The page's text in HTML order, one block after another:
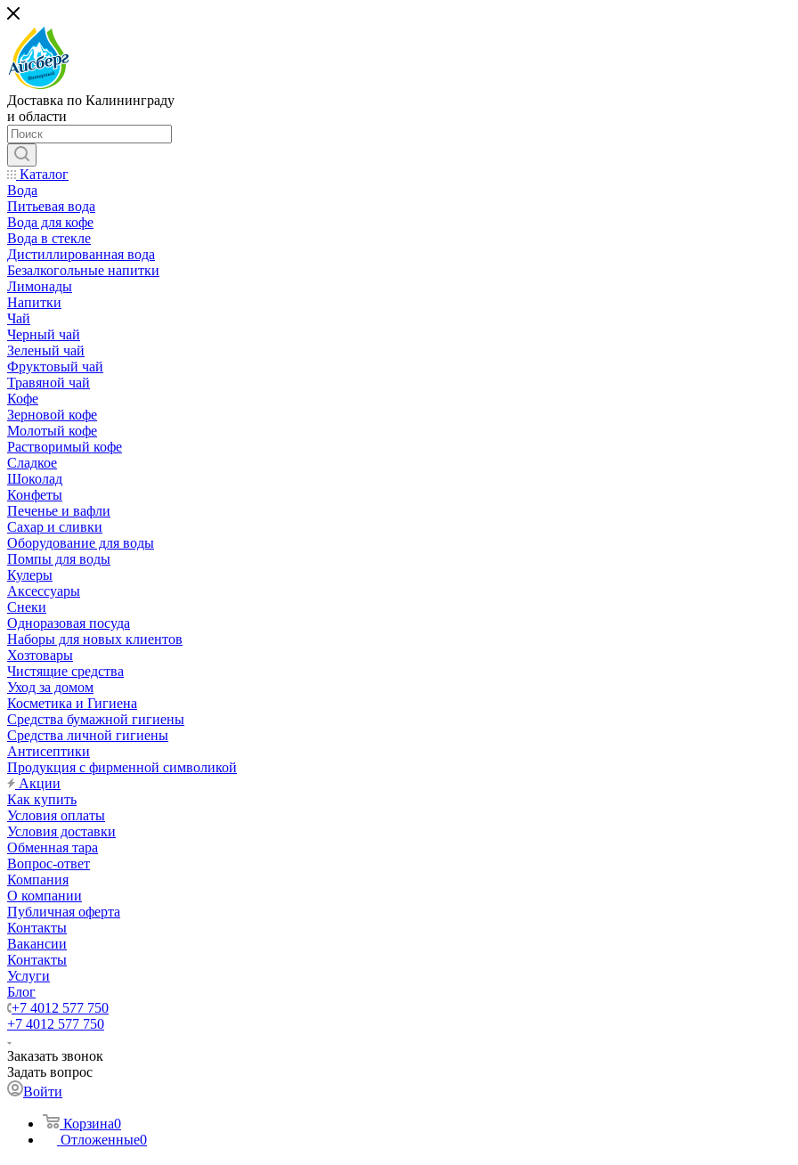
Доставка по Калининграду
и области
Каталог
Вода
Питьевая вода
Вода для кофе
Вода в стекле
Дистиллированная вода
Безалкогольные напитки
Лимонады
Напитки
Чай
Черный чай
Зеленый чай
Фруктовый чай
Травяной чай
Кофе
Зерновой кофе
Молотый кофе
Растворимый кофе
Сладкое
Шоколад
Конфеты
Печенье и вафли
Сахар и сливки
Оборудование для воды
Помпы для воды
Кулеры
Аксессуары
Снеки
Одноразовая посуда
Наборы для новых клиентов
Хозтовары
Чистящие средства
Уход за домом
Косметика и Гигиена
Средства бумажной гигиены
Средства личной гигиены
Антисептики
Продукция с фирменной символикой
Акции
Как купить
Условия оплаты
Условия доставки
Обменная тара
Вопрос-ответ
Компания
О компании
Публичная оферта
Контакты
Вакансии
Контакты
Услуги
Блог
+7 4012 577 750
+7 4012 577 750
Заказать звонок
Задать вопрос
Войти
Корзина0
Отложенные0